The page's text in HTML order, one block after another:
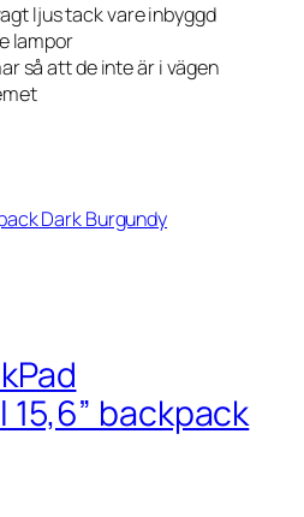
ljus tack vare inbyggd
lampor
så att de inte är i vägen
Dark Burgundy
backpack